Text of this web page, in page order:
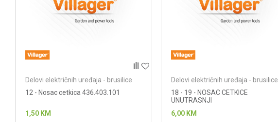
Delovi električnih uređaja - brusilice
12 - Nosac cetkica 436.403.101
1,50 KM
Delovi električnih uređaja - brusilice
18 - 19 - NOSAC CETKICE
UNUTRASNJI
6,00 KM